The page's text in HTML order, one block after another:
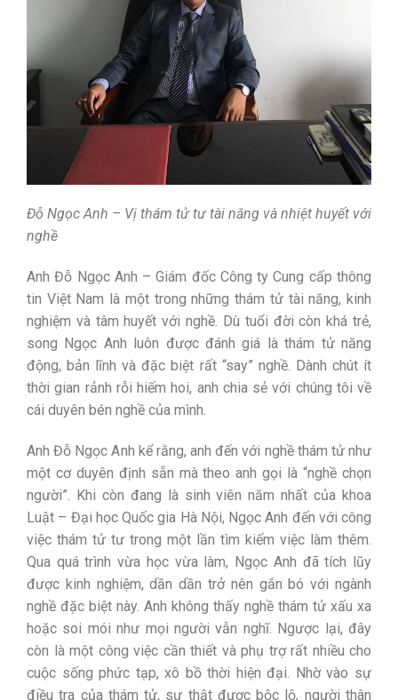
Đỗ Ngọc Anh – Vị thám tử tư tài năng và nhiệt huyết với
nghề
Anh Đỗ Ngọc Anh – Giám đốc Công ty Cung cấp thông
tin Việt Nam là một trong những thám tử tài năng, kinh
nghiệm và tâm huyết với nghề. Dù tuổi đời còn khá trẻ,
song Ngọc Anh luôn được đánh giá là thám tử năng
động, bản lĩnh và đặc biệt rất “say” nghề. Dành chút ít
thời gian rảnh rỗi hiếm hoi, anh chia sẻ với chúng tôi về
cái duyên bén nghề của mình.
Anh Đỗ Ngọc Anh kể rằng, anh đến với nghề thám tử như
một cơ duyên định sẵn mà theo anh gọi là “nghề chọn
người”. Khi còn đang là sinh viên năm nhất của khoa
Luật – Đại học Quốc gia Hà Nội, Ngọc Anh đến với công
việc thám tử tư trong một lần tìm kiếm việc làm thêm.
Qua quá trình vừa học vừa làm, Ngọc Anh đã tích lũy
được kinh nghiệm, dần dần trở nên gắn bó với ngành
nghề đặc biệt này. Anh không thấy nghề thám tử xấu xa
hoặc soi mói như mọi người vẫn nghĩ. Ngược lại, đây
còn là một công việc cần thiết và phụ trợ rất nhiều cho
cuộc sống phức tạp, xô bồ thời hiện đại. Nhờ vào sự
điều tra của thám tử, sự thật được bộc lộ, người thân